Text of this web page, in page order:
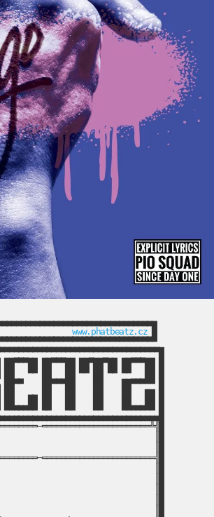
░
www.phatbeatz.cz █
██▀▀▀██ ██▀██▀██ ██▀▀▀██ █
▀▀ ██   ██ ▀▀ ██ ▀▀ ▀▀   ██ █
██▀▀    ██▀▀▀██    ██    ██▀▀▀▀▀ █
▄▄ ██   ██    ██    ██   ██ █
██   ██    ██    ██▄▄▄██ █
║█
║█
║█
║█
║█